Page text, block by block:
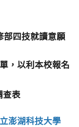
部四技就讀意願
，以利本校報名
澎湖科技大學